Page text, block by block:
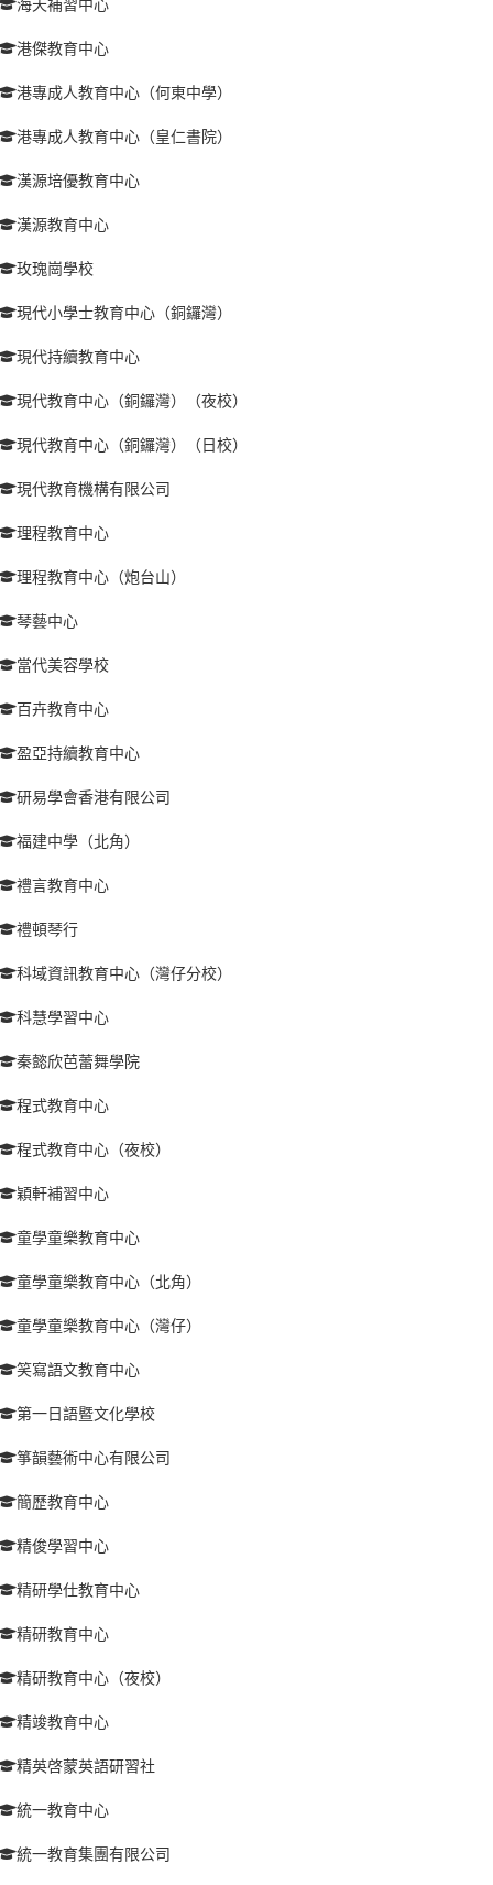
港傑教育中心
港專成人教育中心（何東中學）
港專成人教育中心（皇仁書院）
漢源培優教育中心
漢源教育中心
玫瑰崗學校
現代小學士教育中心（銅鑼灣）
現代持續教育中心
現代教育中心（銅鑼灣）（夜校）
現代教育中心（銅鑼灣）（日校）
現代教育機構有限公司
理程教育中心
理程教育中心（炮台山）
琴藝中心
當代美容學校
百卉教育中心
盈亞持續教育中心
研易學會香港有限公司
福建中學（北角）
禮言教育中心
禮頓琴行
科域資訊教育中心（灣仔分校）
科慧學習中心
秦懿欣芭蕾舞學院
程式教育中心
程式教育中心（夜校）
穎軒補習中心
童學童樂教育中心
童學童樂教育中心（北角）
童學童樂教育中心（灣仔）
笑寫語文教育中心
第一日語暨文化學校
箏韻藝術中心有限公司
簡歷教育中心
精俊學習中心
精研學仕教育中心
精研教育中心
精研教育中心（夜校）
精竣教育中心
精英啓蒙英語研習社
統一教育中心
統一教育集團有限公司